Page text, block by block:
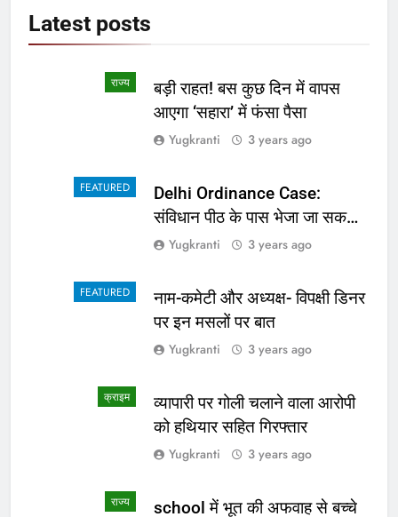
Latest posts
राज्य
बड़ी राहत! बस कुछ दिन में वापस
आएगा ‘सहारा’ में फंसा पैसा
Yugkranti 3 years ago
FEATURED
Delhi Ordinance Case:
संविधान पीठ के पास भेजा जा सकता
है अध्यादेश का मामला
Yugkranti 3 years ago
FEATURED
नाम-कमेटी और अध्यक्ष- विपक्षी डिनर
पर इन मसलों पर बात
Yugkranti 3 years ago
क्राइम
व्यापारी पर गोली चलाने वाला आरोपी
को हथियार सहित गिरफ्तार
Yugkranti 3 years ago
राज्य school में भूत की अफवाह से बच्चे